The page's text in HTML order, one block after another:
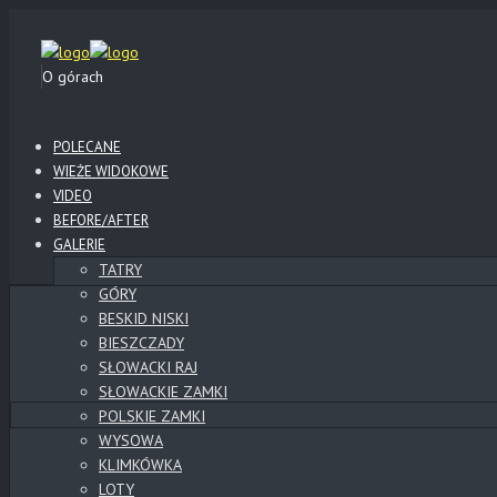
O górach
POLECANE
WIEŻE WIDOKOWE
VIDEO
BEFORE/AFTER
GALERIE
TATRY
GÓRY
BESKID NISKI
BIESZCZADY
SŁOWACKI RAJ
SŁOWACKIE ZAMKI
POLSKIE ZAMKI
WYSOWA
KLIMKÓWKA
LOTY